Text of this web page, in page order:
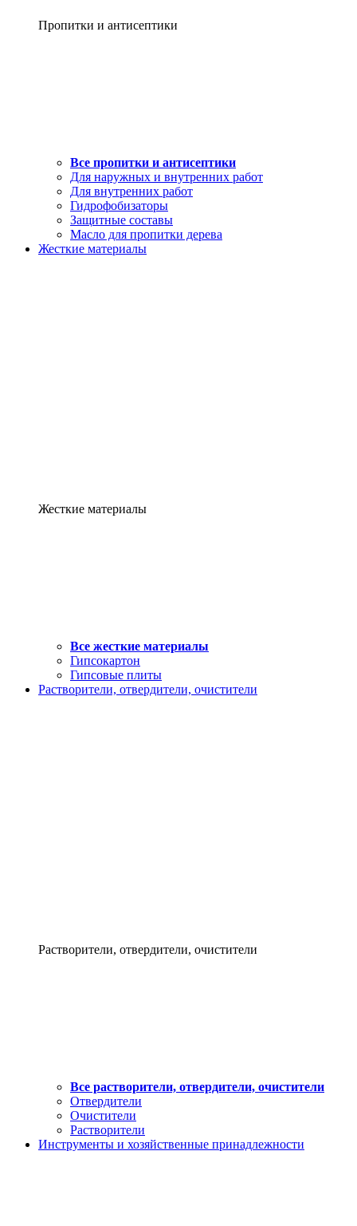
Пропитки и антисептики
Все пропитки и антисептики
Для наружных и внутренних работ
Для внутренних работ
Гидрофобизаторы
Защитные составы
Масло для пропитки дерева
Жесткие материалы
Жесткие материалы
Все жесткие материалы
Гипсокартон
Гипсовые плиты
Растворители, отвердители, очистители
Растворители, отвердители, очистители
Все растворители, отвердители, очистители
Отвердители
Очистители
Растворители
Инструменты и хозяйственные принадлежности